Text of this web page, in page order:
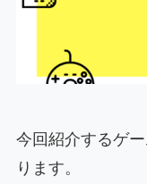
今回紹介するゲ
ります。